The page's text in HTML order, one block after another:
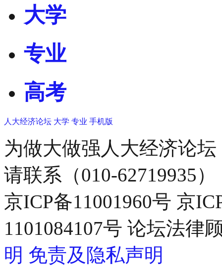
大学
专业
高考
人大经济论坛 大学 专业 手机版
为做大做强人大经济论
请联系（010-62719935）
京ICP备11001960号 京
1101084107号 论坛法律
明 免责及隐私声明